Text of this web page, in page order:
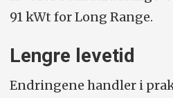
91 kWt for Long Range.
Lengre levetid
Endringene handler i